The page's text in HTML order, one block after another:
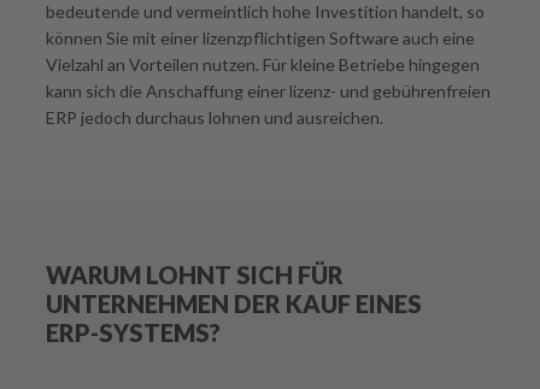
bedeutende und vermeintlich hohe Investition handelt, so
können Sie mit einer lizenzpflichtigen Software auch eine
Vielzahl an Vorteilen nutzen. Für kleine Betriebe hingegen
kann sich die Anschaffung einer lizenz- und gebührenfreien
ERP jedoch durchaus lohnen und ausreichen.
WARUM LOHNT SICH FÜR
UNTERNEHMEN DER KAUF EINES
ERP-SYSTEMS?